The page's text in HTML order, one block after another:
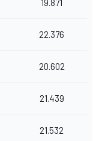
19.871
22.376
20.602
21.439
21.532